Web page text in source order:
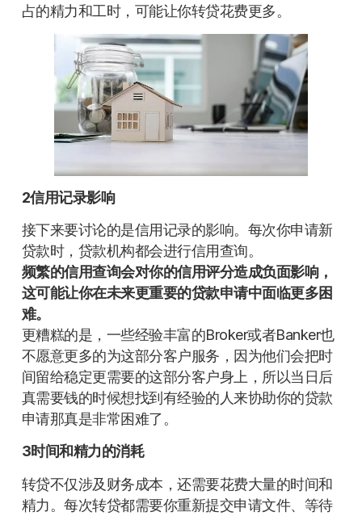
占的精力和工时，可能让你转贷花费更多。
2信用记录影响
接下来要讨论的是信用记录的影响。每次你申请新
贷款时，贷款机构都会进行信用查询。
频繁的信用查询会对你的信用评分造成负面影响，
这可能让你在未来更重要的贷款申请中面临更多困
难。
更糟糕的是，一些经验丰富的Broker或者Banker也
不愿意更多的为这部分客户服务，因为他们会把时
间留给稳定更需要的这部分客户身上，所以当日后
真需要钱的时候想找到有经验的人来协助你的贷款
申请那真是非常困难了。
3时间和精力的消耗
转贷不仅涉及财务成本，还需要花费大量的时间和
精力。每次转贷都需要你重新提交申请文件、等待